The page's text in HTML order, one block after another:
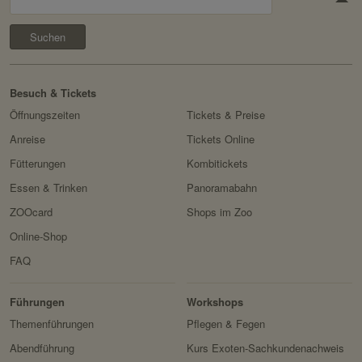
Besuch & Tickets
Öffnungszeiten
Anreise
Fütterungen
Essen & Trinken
ZOOcard
Tickets & Preise
Tickets Online
Kombitickets
Panoramabahn
Shops im Zoo
Online-Shop
FAQ
Zoo
Führungen
Themenführungen
Abendführung
Workshops
Pflegen & Fegen
Kurs Exoten-Sachkundenachweis
&
Forschung